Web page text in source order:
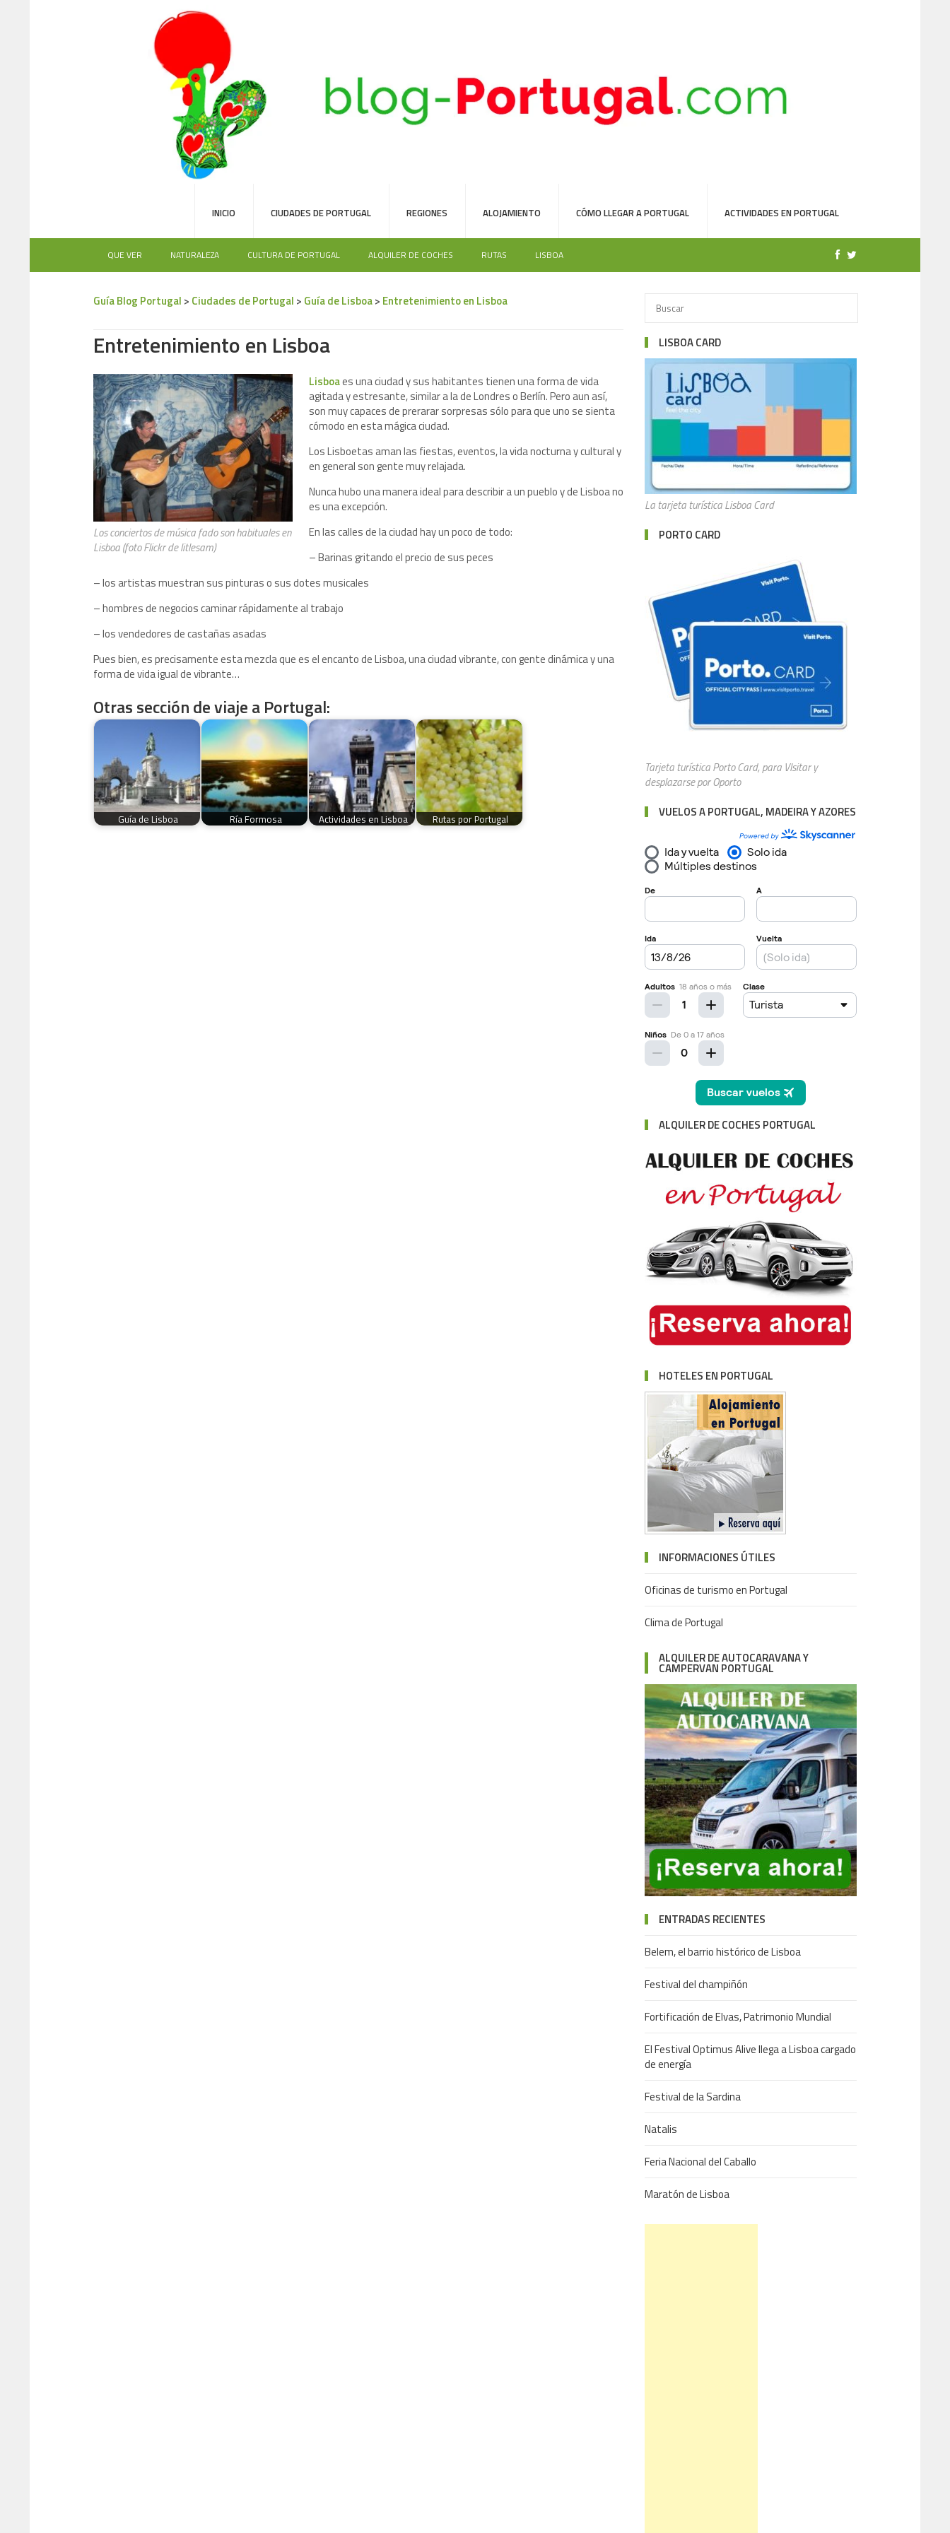
INICIO CIUDADES DE PORTUGAL REGIONES ALOJAMIENTO CÓMO LLEGAR A PORTUGAL ACTIVIDADES EN PORTUGAL
QUE VER NATURALEZA CULTURA DE PORTUGAL ALQUILER DE COCHES RUTAS LISBOA
Guía Blog Portugal > Ciudades de Portugal > Guía de Lisboa> Entretenimiento en Lisboa
Entretenimiento en Lisboa
Los conciertos de música fado son habituales en
Lisboa (foto Flickr de litlesam)
Lisboaes una ciudad y sus habitantes tienen una forma de vida
agitada y estresante, similar a la de Londres o Berlín. Pero aun así,
son muy capaces de prerarar sorpresas sólo para que uno se sienta
cómodo en esta mágica ciudad.
Los Lisboetas aman las fiestas, eventos, la vida nocturna y cultural y
en general son gente muy relajada.
Nunca hubo una manera ideal para describir a un pueblo y de Lisboa no
es una excepción.
En las calles de la ciudad hay un poco de todo:
– Barinas gritando el precio de sus peces
– los artistas muestran sus pinturas o sus dotes musicales
– hombres de negocios caminar rápidamente al trabajo
– los vendedores de castañas asadas
Pues bien, es precisamente esta mezcla que es el encanto de Lisboa, una ciudad vibrante, con gente dinámica y una
forma de vida igual de vibrante…
Otras sección de viaje a Portugal:
Guía de Lisboa Ría Formosa Actividades en Lisboa Rutas por Portugal
LISBOA CARD
La tarjeta turística Lisboa Card
PORTO CARD
Tarjeta turística Porto Card, para VIsitar y
desplazarse por Oporto
VUELOS A PORTUGAL, MADEIRA Y AZORES
ALQUILER DE COCHES PORTUGAL
HOTELES EN PORTUGAL
INFORMACIONES ÚTILES
Oficinas de turismo en Portugal
Clima de Portugal
ALQUILER DE AUTOCARAVANA Y
CAMPERVAN PORTUGAL
ENTRADAS RECIENTES
Belem, el barrio histórico de Lisboa
Festival del champiñón
Fortificación de Elvas, Patrimonio Mundial
El Festival Optimus Alive llega a Lisboa cargado
de energía
Festival de la Sardina
Natalis
Feria Nacional del Caballo
Maratón de Lisboa